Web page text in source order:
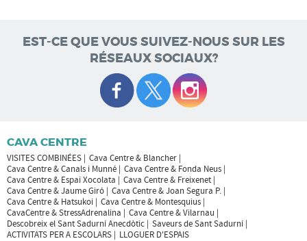
EST-CE QUE VOUS SUIVEZ-NOUS SUR LES
RÉSEAUX SOCIAUX?
CAVA CENTRE
VISITES COMBINÉES
Cava Centre & Blancher
Cava Centre & Canals i Munné
Cava Centre & Fonda Neus
Cava Centre & Espai Xocolata
Cava Centre & Freixenet
Cava Centre & Jaume Giró
Cava Centre & Joan Segura P.
Cava Centre & Hatsukoi
Cava Centre & Montesquius
CavaCentre & StressAdrenalina
Cava Centre & Vilarnau
Descobreix el Sant Sadurní Anecdòtic
Saveurs de Sant Sadurní
ACTIVITATS PER A ESCOLARS
LLOGUER D'ESPAIS